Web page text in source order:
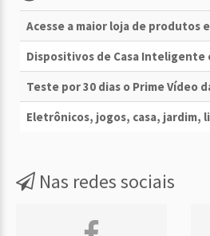
Acesse a maior loja de produtos
Dispositivos de Casa Inteligente
Teste por 30 dias o Prime Vídeo
Eletrônicos, jogos, casa, jardim,
Nas redes sociais